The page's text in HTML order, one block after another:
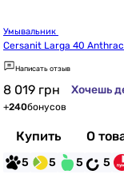
Cersanit Larga 40
19/CCWT1000840770)
Написать отзыв
8 019 грн Хочешь
+240бонусов
Купить О
5 5 5 5